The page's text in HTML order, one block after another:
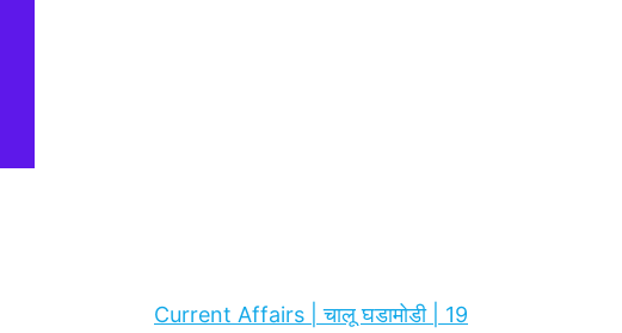
Current Affairs | चालू घडामोडी | 19